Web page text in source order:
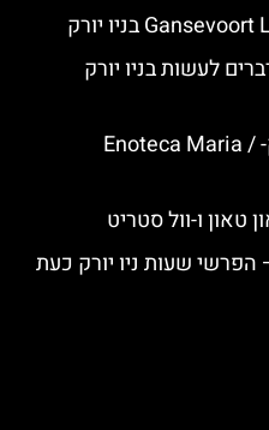
בעיר מבלי לשלם: 10 דברים לעשות בניו יורק
מסעדת הסבתות של ניו יורק- Enoteca Maria /
טאון ו-וול סטריט
הפרשי שעות ניו יורק כעת